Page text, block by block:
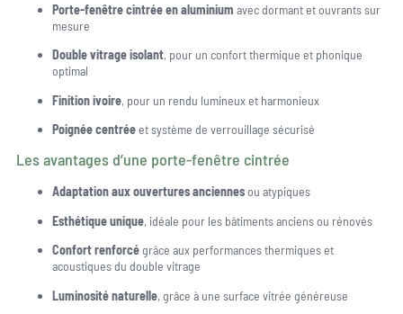
Porte-fenêtre cintrée en aluminium avec dormant et ouvrants sur
mesure
Double vitrage isolant, pour un confort thermique et phonique
optimal
Finition ivoire, pour un rendu lumineux et harmonieux
Poignée centréeet système de verrouillage sécurisé
Les avantages d’une porte-fenêtre cintrée
Adaptation aux ouvertures anciennesou atypiques
Esthétique unique, idéale pour les bâtiments anciens ou rénovés
Confort renforcégrâce aux performances thermiques et
acoustiques du double vitrage
Luminosité naturelle, grâce à une surface vitrée généreuse